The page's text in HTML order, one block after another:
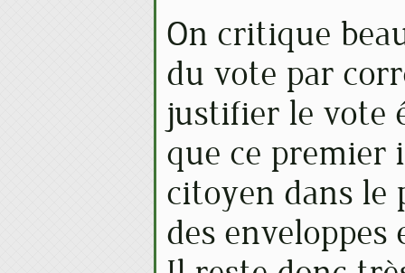
On critique
du vote par
justifier le vote
que ce
citoyen dans le
des